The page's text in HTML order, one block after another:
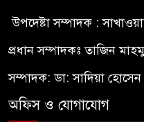
উপদেষ্টা সম্পাদক :
প্রধান সম্পাদকঃ তাজিন
সম্পাদক: ডা: সাদিয়া হোসেন
অফিস ও যোগাযোগ